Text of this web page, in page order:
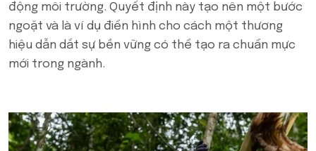
động môi trường. Quyết định này tạo nên một bước
ngoặt và là ví dụ điển hình cho cách một thương
hiệu dẫn dắt sự bền vững có thể tạo ra chuẩn mực
mới trong ngành.